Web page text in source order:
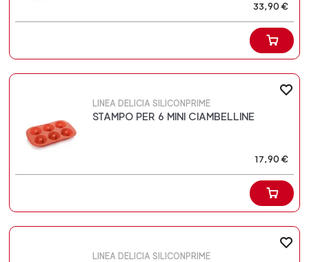
33,90 €
LINEA DELICIA SILICONPRIME
STAMPO PER 6 MINI CIAMBELLINE
17,90 €
LINEA DELICIA SILICONPRIME